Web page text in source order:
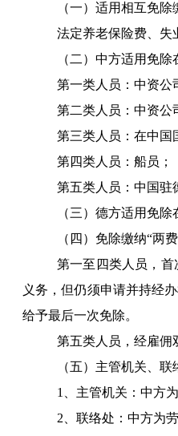
（一）适用相互免
法定养老保险费、失
（二）中方适用免除
第一类人员：中资公
第二类人员：中资公
第三类人员：在中国
第四类人员：船员；
第五类人员：中国驻
（三）德方适用免
（四）免除缴纳“两
第一至四类人员，
义务，但仍须申请并持经
给予最后一次免除。
第五类人员，经雇佣
（五）主管机关、联
1
、主管机关：中方
2 、联络处：中方为